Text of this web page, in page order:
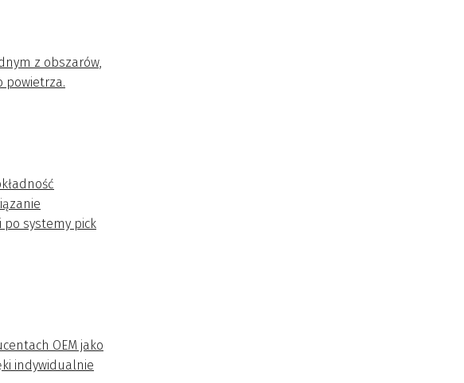
z obszarów,
powietrza.
po systemy pick
OEM jako
indywidualnie